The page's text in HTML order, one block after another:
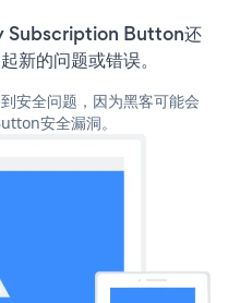
Subscription Button还
新的问题或错误。
安全问题，因为黑客可能会
安全漏洞。